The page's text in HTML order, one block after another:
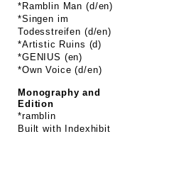
*Ramblin Man (d/en)
*Singen im
Todesstreifen (d/en)
*Artistic Ruins (d)
*GENIUS (en)
*Own Voice (d/en)
Monography and
Edition
*ramblin
Built with
Indexhibit